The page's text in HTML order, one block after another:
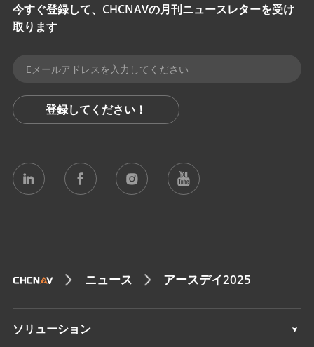
今すぐ登録して、CHCNAVの月刊ニュースレターを受け
取ります
登録してください！
ニュース アースデイ2025
ソリューション